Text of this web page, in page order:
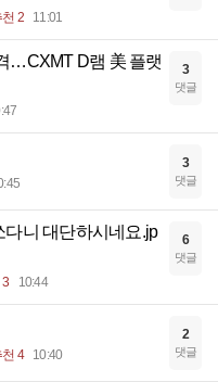
천 2 11:01
…CXMT D램 美 플랫
3
댓글
3
댓글
다니 대단하시네요.jp
3 10:44
6
댓글
천 4 10:40
2
댓글